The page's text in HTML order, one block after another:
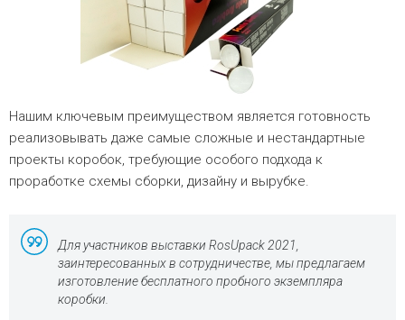
Нашим ключевым преимуществом является готовность
реализовывать даже самые сложные и нестандартные
проекты коробок, требующие особого подхода к
проработке схемы сборки, дизайну и вырубке.
Для участников выставки RosUpack 2021,
заинтересованных в сотрудничестве, мы предлагаем
изготовление бесплатного пробного экземпляра
коробки.